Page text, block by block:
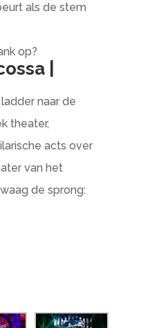
als de stem
op?
|
naar de
theater,
acts over
van het
de sprong: